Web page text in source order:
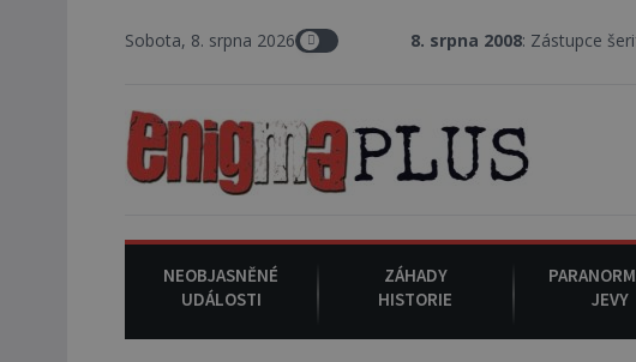
Sobota, 8. srpna 20268. srpna 2008 : Zástupce šerifa v
NEOBJASNĚNÉ
UDÁLOSTI
ZÁHADY
HISTORIE
JEVY